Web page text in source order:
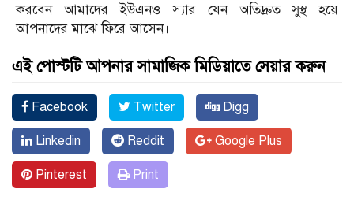
করবেন আমাদের ইউএনও স্যার যেন অতিদ্রুত সুস্থ হয়ে
আপনাদের মাঝে ফিরে আসেন।
এই পোস্টটি আপনার সামাজিক মিডিয়াতে সেয়ার করুন
Facebook Twitter Digg
Linkedin Reddit Google Plus
Pinterest Print